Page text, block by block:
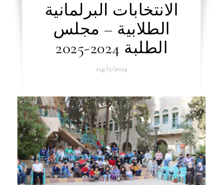
الانتخابات البرلمانية
الطلابية – مجلس
الطلبة 2024-2025
04/11/2024